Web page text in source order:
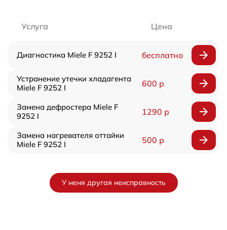
Услуга Цена
Диагностика Miele F 9252 I бесплатно
Устранение утечки хладагента
Miele F 9252 I
600 р
Замена дефростера Miele F
9252 I
1290 р
Замена нагревателя оттайки
Miele F 9252 I
500 р
У меня другая неисправность